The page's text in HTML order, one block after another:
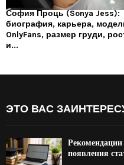
София Проць (Sonya Jess):
биография, карьера,
OnlyFans, размер груди,
и...
ЭТО ВАС
появления